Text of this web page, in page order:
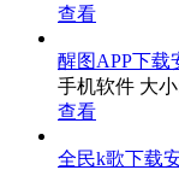
查看
醒图APP下载
手机软件 大
查看
全民k歌下载